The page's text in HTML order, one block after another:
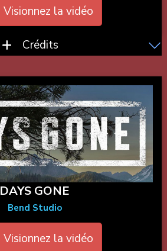
Visionnez la vidéo
Crédits
DAYS GONE
Bend Studio
Visionnez la vidéo